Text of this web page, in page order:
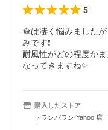
5
傘は凄く悩みました
みです❗
耐風性がどの程度か
なってきますね✨
購入したストア
トランパラン Yahoo!店